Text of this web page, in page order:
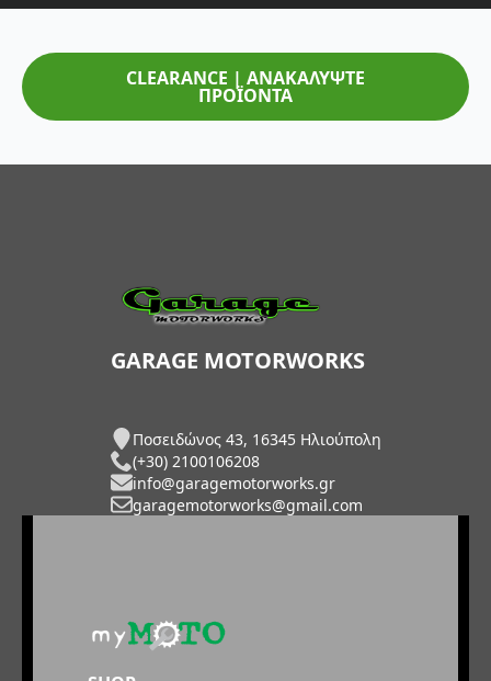
CLEARANCE | ΑΝΑΚΑΛΥΨΤΕ
ΠΡΟΪΟΝΤΑ
GARAGE MOTORWORKS
Ποσειδώνος 43, 16345 Ηλιούπολη
(+30) 2100106208
info@garagemotorworks.gr
garagemotorworks@gmail.com